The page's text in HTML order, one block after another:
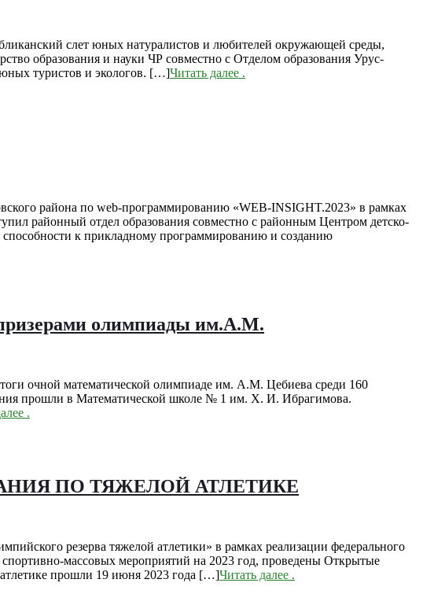
слет юных натуралистов и любителей окружающей среды,
образования и науки ЧР совместно с Отделом образования Урус-
туристов и экологов. […]Читать далее .
района по web-программированию «WEB-INSIGHT.2023» в рамках
районный отдел образования совместно с районным Центром детско-
к прикладному программированию и созданию
олимпиады им.А.М.
очной математической олимпиаде им. А.М. Цебиева среди 160
прошли в Математической школе № 1 им. Х. И. Ибрагимова.
.
ПО ТЯЖЕЛОЙ АТЛЕТИКЕ
резерва тяжелой атлетики» в рамках реализации федерального
массовых мероприятий на 2023 год, проведены Открытые
прошли 19 июня 2023 года […]Читать далее .